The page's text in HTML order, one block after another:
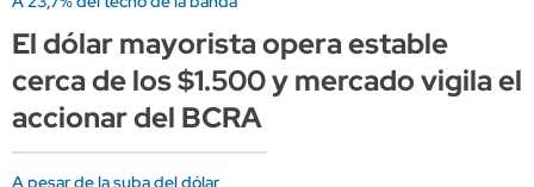
El dólar mayorista opera estable
cerca de los $1.500 y mercado vigila el
accionar del BCRA
A pesar de la suba del dólar